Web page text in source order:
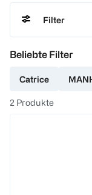
Filter
Beliebte Filter
Catrice
2 Produkte